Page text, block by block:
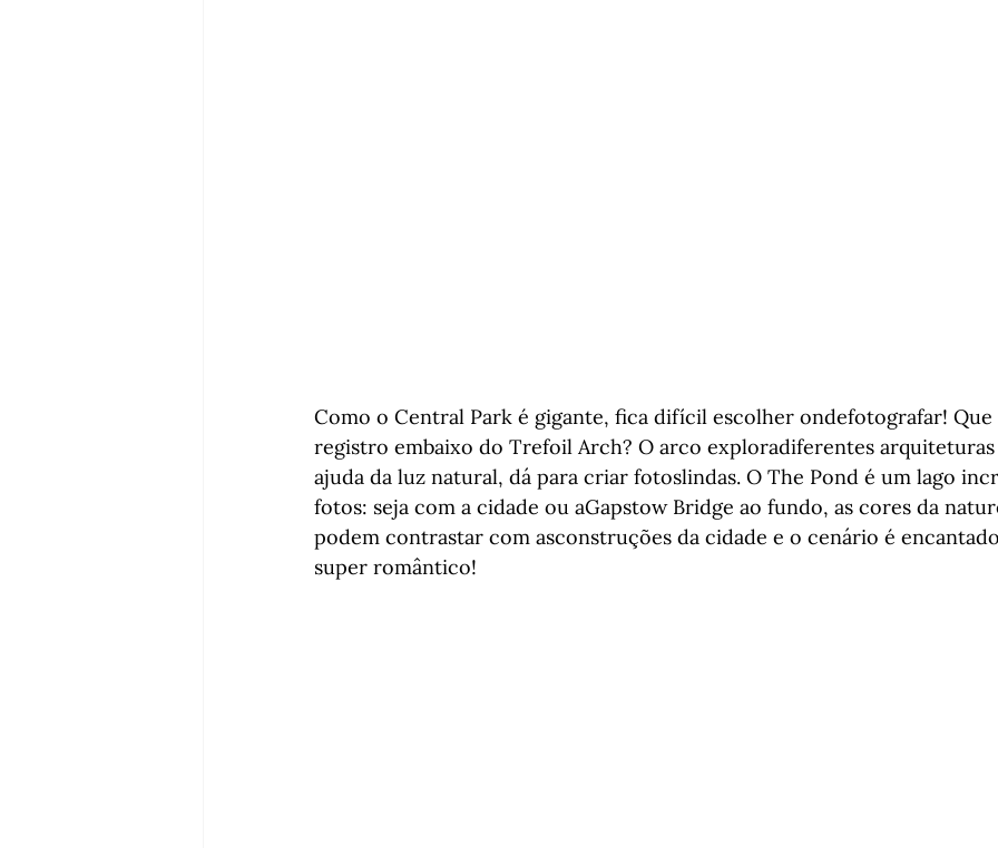
Como o Central Park é gigante, fica difícil escolher ondefotografar!
registro embaixo do Trefoil Arch? O arco exploradiferentes
ajuda da luz natural, dá para criar fotoslindas. O The Pond é um lago
fotos: seja com a cidade ou aGapstow Bridge ao fundo, as cores da
podem contrastar com asconstruções da cidade e o cenário é
super romântico!